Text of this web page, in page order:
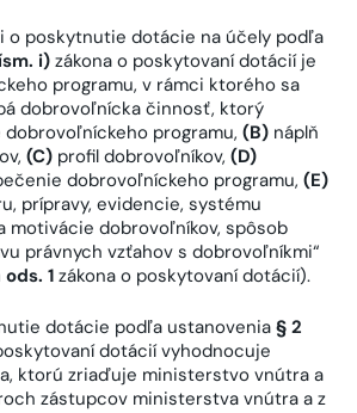
o poskytnutie dotácie na účely podľa
i)zákona o poskytovaní dotácií je
programu, v rámci ktorého sa
dobrovoľnícka činnosť, ktorý
dobrovoľníckeho programu, (B) náplň
(C) profil dobrovoľníkov, (D)
dobrovoľníckeho programu, (E)
prípravy, evidencie, systému
motivácie dobrovoľníkov, spôsob
právnych vzťahov s dobrovoľníkmi“
1 zákona o poskytovaní dotácií).
dotácie podľa ustanovenia § 2
dotácií vyhodnocuje
ktorú zriaďuje ministerstvo vnútra a
zástupcov ministerstva vnútra a z